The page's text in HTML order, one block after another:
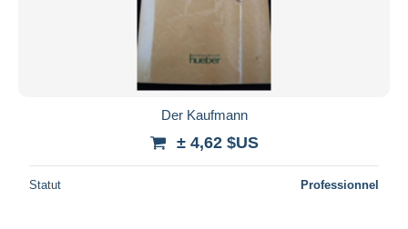
Der Kaufmann
± 4,62 $US
Statut Professionnel